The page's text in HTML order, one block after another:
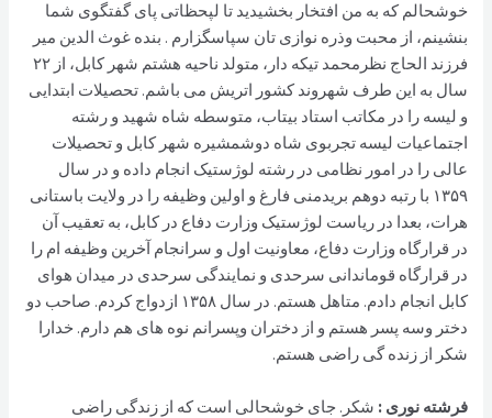
خوشحالم که به من افتخار بخشیدید تا لپحظاتی پای گفتگوی شما
بنشینم، از محبت وذره نوازی تان سپاسگزارم . بنده غوث الدین میر
فرزند الحاج نظرمحمد تیکه دار، متولد ناحیه هشتم شهر کابل، از ۲۲
سال به این طرف شهروند کشور اتریش می باشم. تحصیلات ابتدایی
و لیسه را در مکاتب استاد بیتاب، متوسطه شاه شهید و رشته
اجتماعیات لیسه تجربوی شاه دوشمشیره شهر کابل و تحصیلات
عالی را در امور نظامی در رشته لوژستیک انجام داده و در سال
۱۳۵۹ با رتبه دوهم بریدمنی فارغ و اولین وظیفه را در ولایت باستانی
هرات، بعدا در ریاست لوژستیک وزارت دفاع در کابل، به تعقیب آن
در قرارگاه وزارت دفاع، معاونیت اول و سرانجام آخرین وظیفه ام را
در قرارگاه قوماندانی سرحدی و نمایندگی سرحدی در میدان هوای
کابل انجام دادم. متاهل هستم. در سال ۱۳۵۸ ازدواج کردم. صاحب دو
دختر وسه پسر هستم و از دختران وپسرانم نوه های هم دارم. خدارا
شکر از زنده گی راضی هستم.
فرشته نوری : شکر. جای خوشحالی است که از زندگی راضی